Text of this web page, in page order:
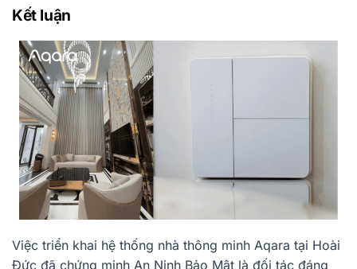
Kết luận
Việc triển khai hệ thống nhà thông minh Aqara tại Hoài
Đức đã chứng minh An Ninh Bảo Mật là đối tác đáng